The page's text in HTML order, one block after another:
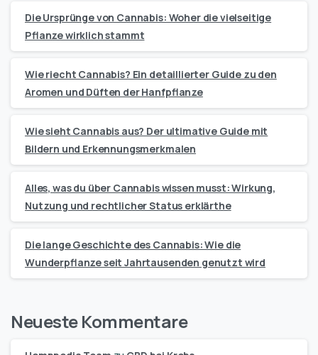
Die Ursprünge von Cannabis: Woher die vielseitige
Pflanze wirklich stammt
Wie riecht Cannabis? Ein detaillierter Guide zu den
Aromen und Düften der Hanfpflanze
Wie sieht Cannabis aus? Der ultimative Guide mit
Bildern und Erkennungsmerkmalen
Alles, was du über Cannabis wissen musst: Wirkung,
Nutzung und rechtlicher Status erklärthe
Die lange Geschichte des Cannabis: Wie die
Wunderpflanze seit Jahrtausenden genutzt wird
Neueste Kommentare